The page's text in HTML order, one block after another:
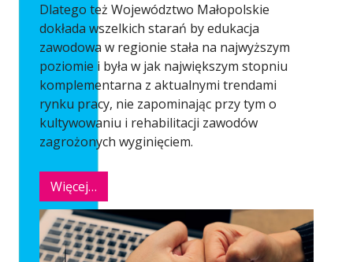
Dlatego też Województwo Małopolskie
dokłada wszelkich starań by edukacja
zawodowa w regionie stała na najwyższym
poziomie i była w jak największym stopniu
komplementarna z aktualnymi trendami
rynku pracy, nie zapominając przy tym o
kultywowaniu i rehabilitacji zawodów
zagrożonych wyginięciem.
Więcej…